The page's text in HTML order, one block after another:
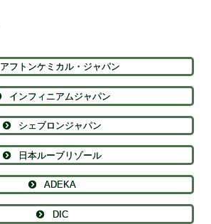
アフトンケミカル・ジャパン
インフィニアムジャパン
シェブロンジャパン
日本ルーブリゾール
ADEKA
DIC